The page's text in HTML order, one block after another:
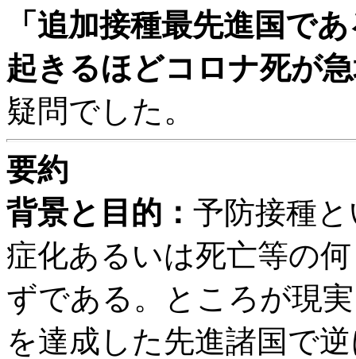
「 追加接種最先進国で
起きるほどコロナ死が
疑問でした。
要約
背景と目的： 予防接種
症化あるいは死亡等の
ずである。ところが現
を達成した先進諸国で